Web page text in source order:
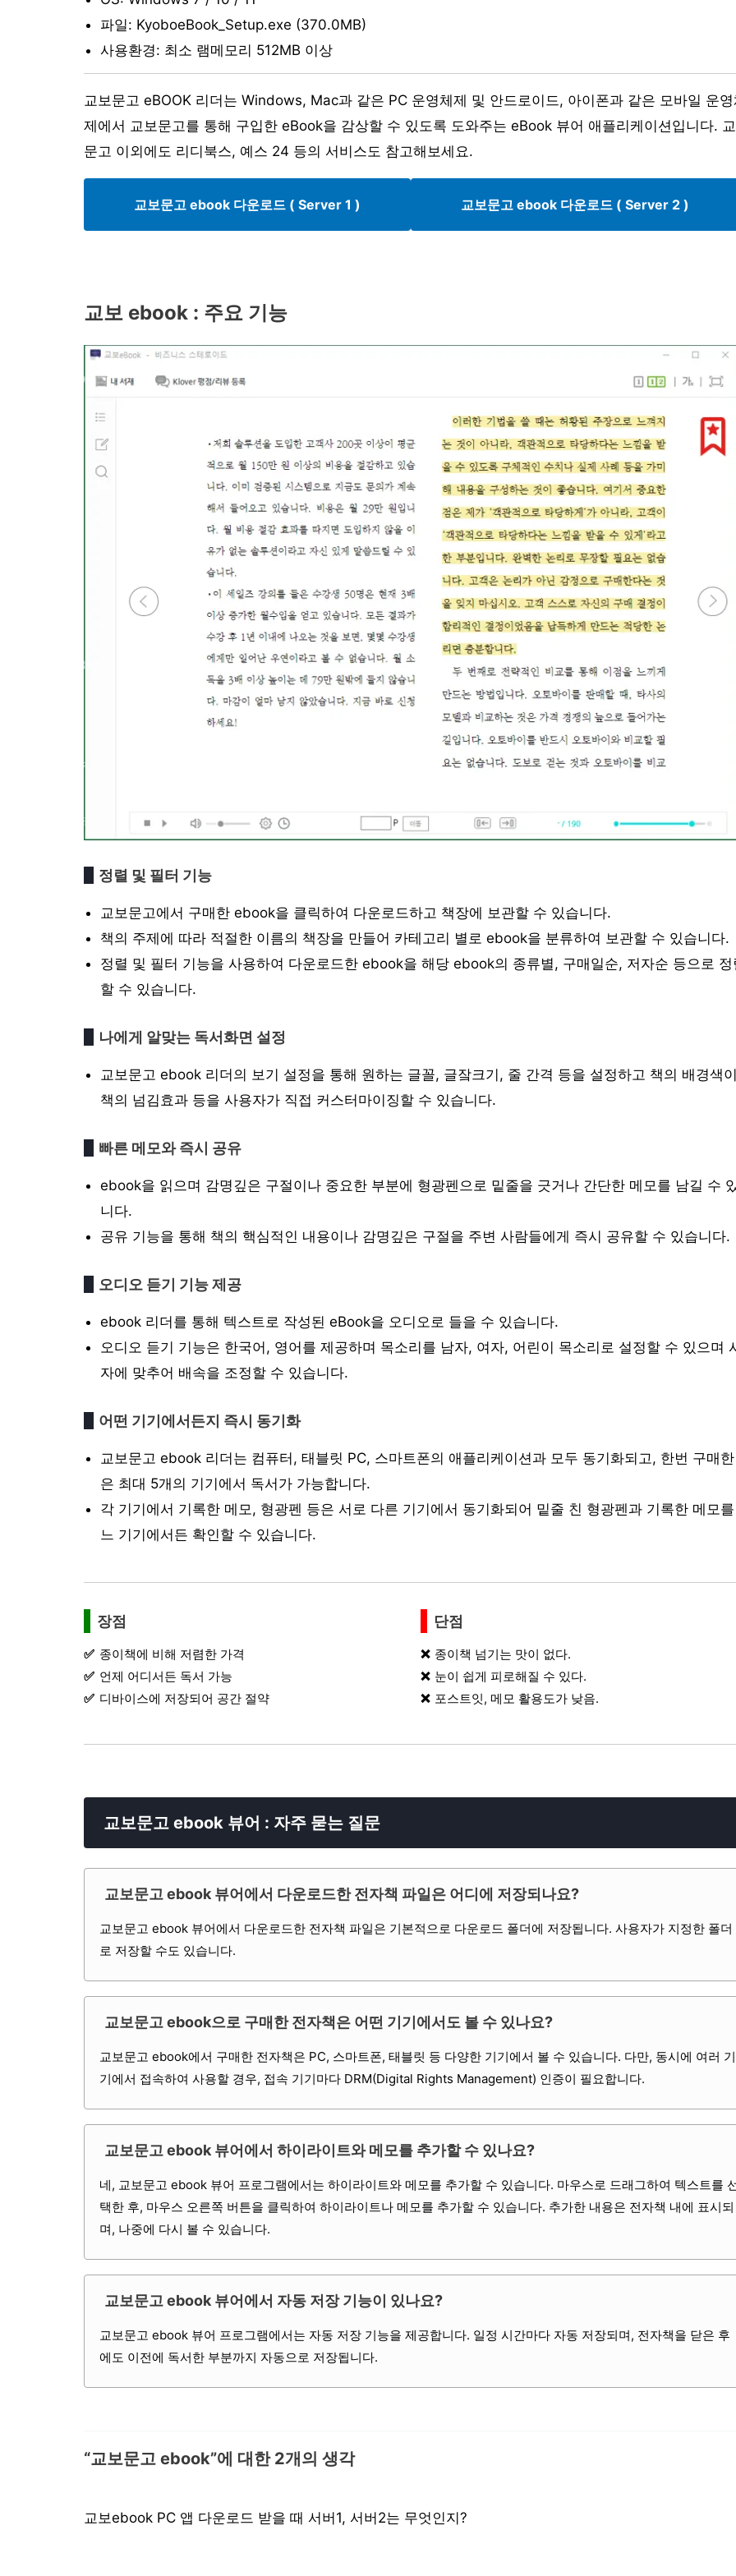
파일: KyoboeBook_Setup.exe (370.0MB)
사용환경: 최소 램메모리 512MB 이상
교보문고 eBOOK 리더는 Windows, Mac과 같은 PC 운영체제 및 안드로이드, 아이폰과 같은 모바일 운
제에서 교보문고를 통해 구입한 eBook을 감상할 수 있도록 도와주는 eBook 뷰어 애플리케이션입니다.
문고 이외에도 리디북스, 예스 24 등의 서비스도 참고해보세요.
교보문고 ebook 다운로드 ( Server 1 ) 교보문고 ebook 다운로드 ( Server 2 )
교보 ebook : 주요 기능
정렬 및 필터 기능
교보문고에서 구매한 ebook을 클릭하여 다운로드하고 책장에 보관할 수 있습니다.
책의 주제에 따라 적절한 이름의 책장을 만들어 카테고리 별로 ebook을 분류하여 보관할 수 있습니다.
정렬 및 필터 기능을 사용하여 다운로드한 ebook을 해당 ebook의 종류별, 구매일순, 저자순 등으로 정
할 수 있습니다.
나에게 알맞는 독서화면 설정
교보문고 ebook 리더의 보기 설정을 통해 원하는 글꼴, 글잨크기, 줄 간격 등을 설정하고 책의 배경색
책의 넘김효과 등을 사용자가 직접 커스터마이징할 수 있습니다.
빠른 메모와 즉시 공유
ebook을 읽으며 감명깊은 구절이나 중요한 부분에 형광펜으로 밑줄을 긋거나 간단한 메모를 남길 수
니다.
공유 기능을 통해 책의 핵심적인 내용이나 감명깊은 구절을 주변 사람들에게 즉시 공유할 수 있습니다.
오디오 듣기 기능 제공
ebook 리더를 통해 텍스트로 작성된 eBook을 오디오로 들을 수 있습니다.
오디오 듣기 기능은 한국어, 영어를 제공하며 목소리를 남자, 여자, 어린이 목소리로 설정할 수 있으며
자에 맞추어 배속을 조정할 수 있습니다.
어떤 기기에서든지 즉시 동기화
교보문고 ebook 리더는 컴퓨터, 태블릿 PC, 스마트폰의 애플리케이션과 모두 동기화되고, 한번 구매
은 최대 5개의 기기에서 독서가 가능합니다.
각 기기에서 기록한 메모, 형광펜 등은 서로 다른 기기에서 동기화되어 밑줄 친 형광펜과 기록한 메모
느 기기에서든 확인할 수 있습니다.
장점
종이책에 비해 저렴한 가격
언제 어디서든 독서 가능
디바이스에 저장되어 공간 절약
단점
종이책 넘기는 맛이 없다.
눈이 쉽게 피로해질 수 있다.
포스트잇, 메모 활용도가 낮음.
교보문고 ebook 뷰어 : 자주 묻는 질문
교보문고 ebook 뷰어에서 다운로드한 전자책 파일은 어디에 저장되나요?
교보문고 ebook 뷰어에서 다운로드한 전자책 파일은 기본적으로 다운로드 폴더에 저장됩니다. 사용자가 지정한 폴더
로 저장할 수도 있습니다.
교보문고 ebook으로 구매한 전자책은 어떤 기기에서도 볼 수 있나요?
교보문고 ebook에서 구매한 전자책은 PC, 스마트폰, 태블릿 등 다양한 기기에서 볼 수 있습니다. 다만, 동시에 여러 기
기에서 접속하여 사용할 경우, 접속 기기마다 DRM(Digital Rights Management) 인증이 필요합니다.
교보문고 ebook 뷰어에서 하이라이트와 메모를 추가할 수 있나요?
네, 교보문고 ebook 뷰어 프로그램에서는 하이라이트와 메모를 추가할 수 있습니다. 마우스로 드래그하여 텍스트를
택한 후, 마우스 오른쪽 버튼을 클릭하여 하이라이트나 메모를 추가할 수 있습니다. 추가한 내용은 전자책 내에 표시되
며, 나중에 다시 볼 수 있습니다.
교보문고 ebook 뷰어에서 자동 저장 기능이 있나요?
교보문고 ebook 뷰어 프로그램에서는 자동 저장 기능을 제공합니다. 일정 시간마다 자동 저장되며, 전자책을 닫은 후
에도 이전에 독서한 부분까지 자동으로 저장됩니다.
“교보문고 ebook”에 대한 2개의 생각
교보ebook PC 앱 다운로드 받을 때 서버1, 서버2는 무엇인지?